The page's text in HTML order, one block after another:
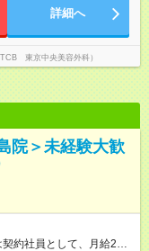
詳細へ
東京中央美容外科）
院＞未経験大歓
約社員として、月給21万